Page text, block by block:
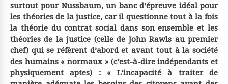
surtout pour Nussbaum, un banc d’épreuve idéal pour
les théories de la justice, car il questionne tout à la fois
la théorie du contrat social dans son ensemble et les
théories de la justice (celle de John Rawls au premier
chef) qui se réfèrent d’abord et avant tout à la société
des humains « normaux » (c’est-à-dire indépendants et
physiquement aptes) : « L’incapacité à traiter de